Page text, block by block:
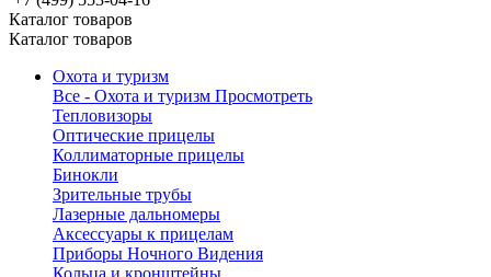
Каталог товаров
Каталог товаров
Охота и туризм
Все - Охота и туризм Просмотреть
Тепловизоры
Оптические прицелы
Коллиматорные прицелы
Бинокли
Зрительные трубы
Лазерные дальномеры
Аксессуары к прицелам
Приборы Ночного Видения
Кольца и кронштейны